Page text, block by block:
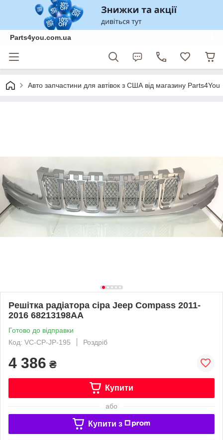
Parts4you.com.ua
Авто запчастини для автівок з США від магазину Parts4You
Решітка радіатора сіра Jeep Compass 2011-
2016 68213198AA
Готово до відправки
Код: VC-CP-JP-195
Роздріб
4 386 ₴
Купити
або
Купити з